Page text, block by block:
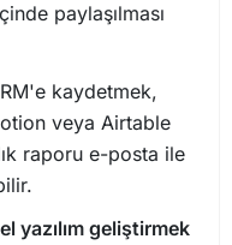
paylaşılması
kaydetmek,
veya Airtable
raporu e-posta ile
yazılım geliştirmek